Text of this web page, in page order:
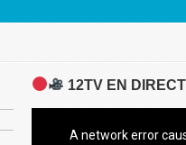
12TV EN
A network error